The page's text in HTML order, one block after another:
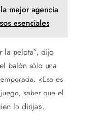
mejor agencia
esenciales
la pelota”, dijo
balón sólo una
«Esa es
saber que el
lo dirija».